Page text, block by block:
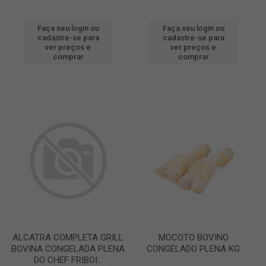
Faça seu login ou
cadastre-se para
ver preços e
comprar
Faça seu login ou
cadastre-se para
ver preços e
comprar
ALCATRA COMPLETA GRILL
BOVINA CONGELADA PLENA
DO CHEF FRIBOI...
MOCOTO BOVINO
CONGELADO PLENA KG